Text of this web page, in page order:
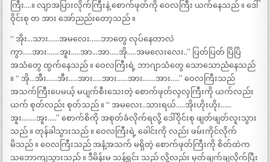
ကြီး….။ လျာအပြားလိုက်ကြီးနဲ့ စောက်ဖုတ်ကို ဝေလကြီး ယက်နေသည် ။ ဒေါ်
ဝိုင်းစု တ အား အော်ညည်းတော့သည် ။
“ အိုး…သား……အမလေး……ဘာတွေ လုပ်နေတာလဲ
ကွာ…..အား…….အူး…..အာ…အာ…..အို…..အမလေးလေး..” ပြတ်ပြတ် ပြိပြိ
အသံတွေ ထွက်နေသည် ။ ဝေလကြီးရဲ့ ဘာဂျာသံတွေ သောသောညံနေသည်
။ “ အို…အီး……အီး…..အား…..အား……အား…….အား…..” ဝေလကြီးသည်
အသက်ကြီးပေမယ့် မပျက်စီးသေးတဲ့ စောက်ဖုတ်လှလှကြီးကို ယက်လည်း
ယက် စုတ်လည်း စုတ်သည် ။ “ အမလေး..သားရယ်…..အိုးဟိုးဟိုး……
အူး……..အူး…..” စောက်စိကို အစုတ်ခံလိုက်ရလို့ ဒေါ်ဝိုင်းစု ဖျတ်ဖျတ်လူးသွား
သည် ။ တုန်ခါသွားသည် ။ ဝေလကြီးရဲ့ ခေါင်းကို လည်း ဖမ်းကိုင်လိုက်
မိသည် ။ ဝေလကြီးသည် အနံ့အသက် မရှိတဲ့ စောက်ဖုတ်ကြီးကို စိတ်ထဲက
သဘောကျသွားသည် ။ ဒီမိန်းမ သန့်ရှင်း သည် လို့လည်း မှတ်ချက်ချလိုက်ပြီး